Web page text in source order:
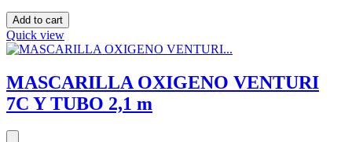
Add to cart
Quick view
MASCARILLA OXIGENO VENTURI
7C Y TUBO 2,1 m